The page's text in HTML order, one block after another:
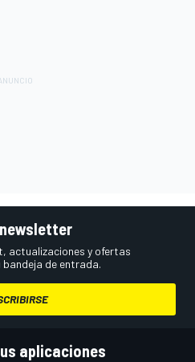
actualizaciones y ofertas
de entrada.
aplicaciones